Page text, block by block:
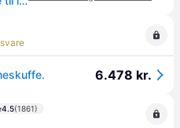
6.478 kr.
4.5(1861)